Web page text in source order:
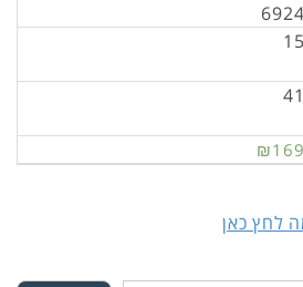
6924
15
41
₪169
לחץ כאן